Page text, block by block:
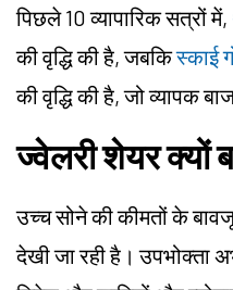
पिछले 10 व्यापारिक सत्रों में,
की वृद्धि की है, जबकिस्काई
की वृद्धि की है, जो व्यापक
ज्वेलरी शेयर क्यों
उच्च सोने की कीमतों के
देखी जा रही है। उपभोक्ता